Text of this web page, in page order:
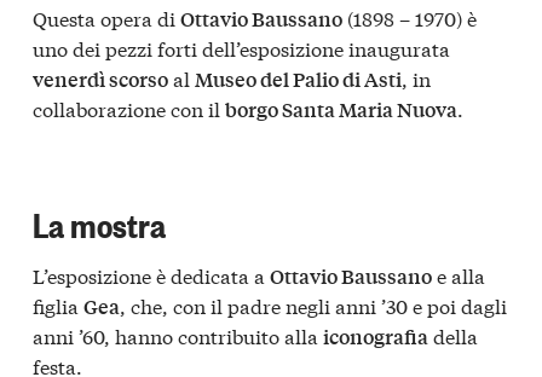
Questa opera di Ottavio Baussano (1898 – 1970) è
uno dei pezzi forti dell’esposizione inaugurata
venerdì scorsoal Museo del Palio di Asti, in
collaborazione con il borgo Santa Maria Nuova.
La mostra
L’esposizione è dedicata a Ottavio Baussanoe alla
figlia Gea, che, con il padre negli anni ’30 e poi dagli
anni ’60, hanno contribuito alla iconografiadella
festa.